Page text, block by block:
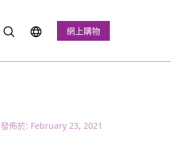
網上購物
發佈於: February 23, 2021